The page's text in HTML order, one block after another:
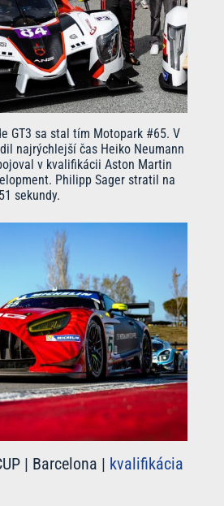
GT3 sa stal tím Motopark #65. V
najrýchlejší čas Heiko Neumann
v kvalifikácii Aston Martin
Philipp Sager stratil na
sekundy.
| Barcelona | kvalifikácia